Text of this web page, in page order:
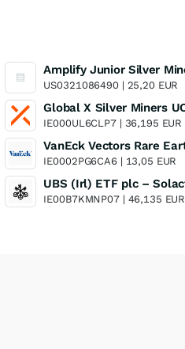
US0321086490 | 25,20 EUR
IE000UL6CLP7 | 36,195 EUR
IE0002PG6CA6 | 13,05 EUR
IE00B7KMNP07 | 46,135 EUR